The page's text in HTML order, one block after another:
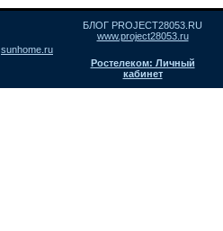
sunhome.ru
БЛОГ PROJECT28053.RU
www.project28053.ru
Ростелеком: Личный
кабинет